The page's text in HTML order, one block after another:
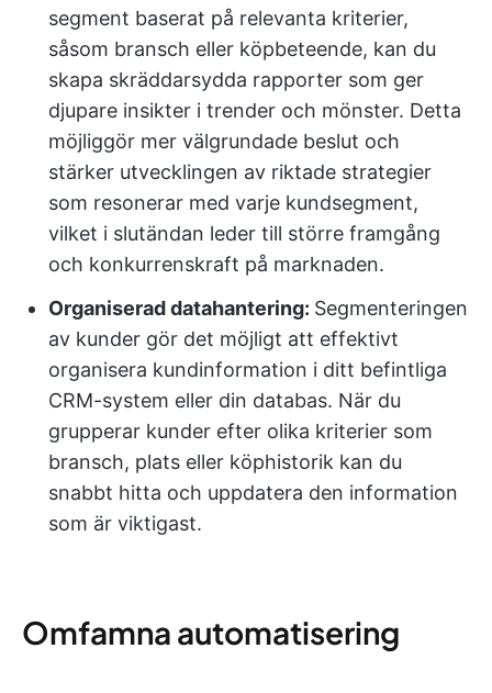
segment baserat på relevanta kriterier,
såsom bransch eller köpbeteende, kan du
skapa skräddarsydda rapporter som ger
djupare insikter i trender och mönster. Detta
möjliggör mer välgrundade beslut och
stärker utvecklingen av riktade strategier
som resonerar med varje kundsegment,
vilket i slutändan leder till större framgång
och konkurrenskraft på marknaden.
Organiserad datahantering: Segmenteringen
av kunder gör det möjligt att effektivt
organisera kundinformation i ditt befintliga
CRM-system eller din databas. När du
grupperar kunder efter olika kriterier som
bransch, plats eller köphistorik kan du
snabbt hitta och uppdatera den information
som är viktigast.
Omfamna automatisering